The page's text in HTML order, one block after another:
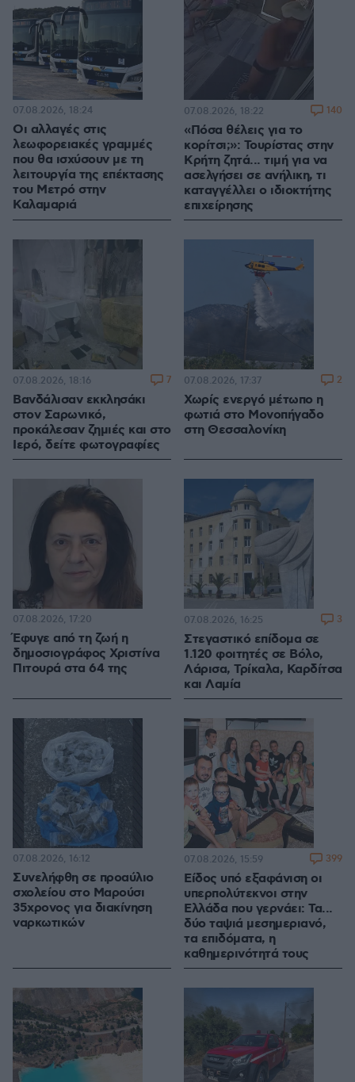
Οι αλλαγές στις
λεωφορειακές γραμμές
που θα ισχύσουν με τη
λειτουργία της επέκτασης
του Μετρό στην
Καλαμαριά
07.08.2026, 18:24
«Πόσα θέλεις για το
κορίτσι;»: Τουρίστας στην
Κρήτη ζητά... τιμή για να
ασελγήσει σε ανήλικη, τι
καταγγέλλει ο ιδιοκτήτης
επιχείρησης
07.08.2026, 18:22 140
Βανδάλισαν εκκλησάκι
στον Σαρωνικό,
προκάλεσαν ζημιές και στο
Ιερό, δείτε φωτογραφίες
07.08.2026, 18:16 7
Χωρίς ενεργό μέτωπο η
φωτιά στο Μονοπήγαδο
στη Θεσσαλονίκη
07.08.2026, 17:37 2
Έφυγε από τη ζωή η
δημοσιογράφος Χριστίνα
Πιτουρά στα 64 της
07.08.2026, 17:20
Στεγαστικό επίδομα σε
1.120 φοιτητές σε Βόλο,
Λάρισα, Τρίκαλα, Καρδίτσα
και Λαμία
07.08.2026, 16:25 3
Συνελήφθη σε προαύλιο
σχολείου στο Μαρούσι
35χρονος για διακίνηση
ναρκωτικών
07.08.2026, 16:12
Είδος υπό εξαφάνιση οι
υπερπολύτεκνοι στην
Ελλάδα που γερνάει: Τα...
δύο ταψιά μεσημεριανό,
τα επιδόματα, η
καθημερινότητά τους
07.08.2026, 15:59 399